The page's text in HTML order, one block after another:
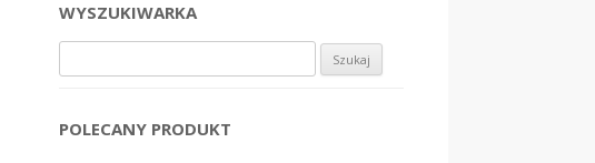
WYSZUKIWARKA
POLECANY PRODUKT